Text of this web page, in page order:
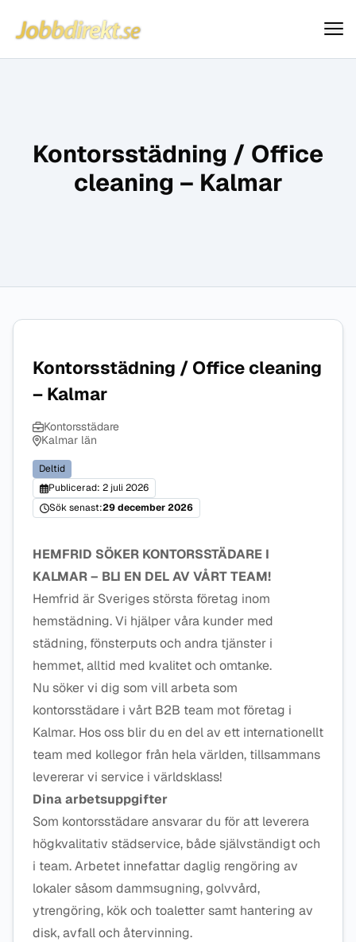
Hoppa till innehåll
Jobbdirekt
Kontorsstädning / Office
cleaning – Kalmar
Kontorsstädning / Office cleaning
– Kalmar
Kontorsstädare
Kalmar län
Deltid
Publicerad: 2 juli 2026
Sök senast:29 december 2026
HEMFRID SÖKER KONTORSSTÄDARE I
KALMAR – BLI EN DEL AV VÅRT TEAM!
Hemfrid är Sveriges största företag inom
hemstädning. Vi hjälper våra kunder med
städning, fönsterputs och andra tjänster i
hemmet, alltid med kvalitet och omtanke.
Nu söker vi dig som vill arbeta som
kontorsstädare i vårt B2B team mot företag i
Kalmar. Hos oss blir du en del av ett internationellt
team med kollegor från hela världen, tillsammans
levererar vi service i världsklass!
Dina arbetsuppgifter
Som kontorsstädare ansvarar du för att leverera
högkvalitativ städservice, både självständigt och
i team. Arbetet innefattar daglig rengöring av
lokaler såsom dammsugning, golvvård,
ytrengöring, kök och toaletter samt hantering av
disk, avfall och återvinning.